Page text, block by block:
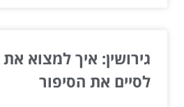
גירושין: איך למצוא
לסיים את הסיפור